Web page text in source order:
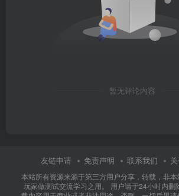
暂无评论内容
友链申请 免责声明 联系我们
本站所有资源来源于第三方用户分享，转载，非
玩家做测试交流学习之用。 用户请于24小时内删